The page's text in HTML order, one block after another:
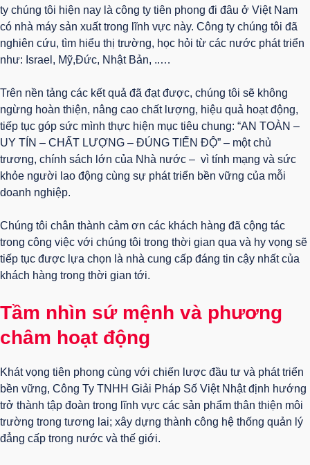
ty chúng tôi hiện nay là công ty tiên phong đi đâu ở Việt Nam
có nhà máy sản xuất trong lĩnh vực này. Công ty chúng tôi đã
nghiên cứu, tìm hiểu thị trường, học hỏi từ các nước phát triển
như: Israel, Mỹ,Đức, Nhật Bản, ..…
Trên nền tảng các kết quả đã đạt được, chúng tôi sẽ không
ngừng hoàn thiện, nâng cao chất lượng, hiệu quả hoạt động,
tiếp tục góp sức mình thực hiện mục tiêu chung: “AN TOÀN –
UY TÍN – CHẤT LƯỢNG – ĐÚNG TIẾN ĐỘ” – một chủ
trương, chính sách lớn của Nhà nước – vì tính mạng và sức
khỏe người lao động cùng sự phát triển bền vững của mỗi
doanh nghiệp.
Chúng tôi chân thành cảm ơn các khách hàng đã cộng tác
trong công việc với chúng tôi trong thời gian qua và hy vọng sẽ
tiếp tục được lựa chọn là nhà cung cấp đáng tin cậy nhất của
khách hàng trong thời gian tới.
Tầm nhìn sứ mệnh và phương
châm hoạt động
Khát vọng tiên phong cùng với chiến lược đầu tư và phát triển
bền vững, Công Ty TNHH Giải Pháp Số Việt Nhật định hướng
trở thành tập đoàn trong lĩnh vực các sản phẩm thân thiện môi
trường trong tương lai; xây dựng thành công hệ thống quản lý
đẳng cấp trong nước và thế giới.